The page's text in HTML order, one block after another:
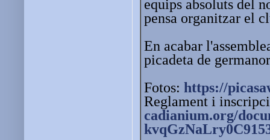
equips absoluts del
pensa organitzar el
En acabar
picadeta de
Fotos: https://
Reglament i
cadianium.org/